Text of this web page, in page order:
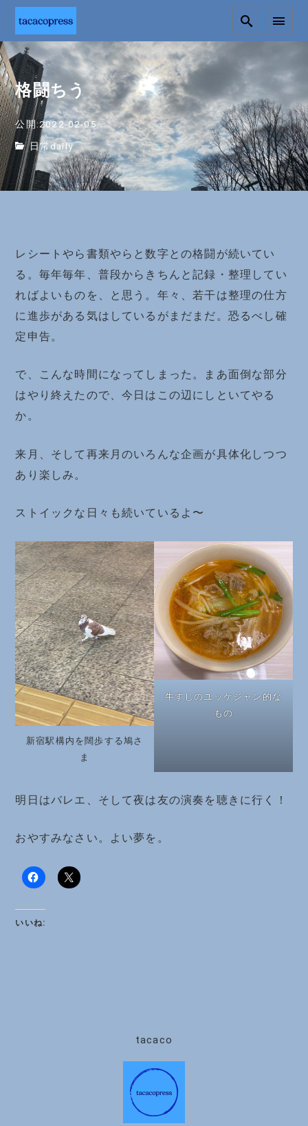
格闘ちう
公開:2022-02-05
日常daily
レシートやら書類やらと数字との格闘が続いてい
る。毎年毎年、普段からきちんと記録・整理してい
ればよいものを、と思う。年々、若干は整理の仕方
に進歩がある気はしているがまだまだ。恐るべし確
定申告。
で、こんな時間になってしまった。まあ面倒な部分
はやり終えたので、今日はこの辺にしといてやる
か。
来月、そして再来月のいろんな企画が具体化しつつ
あり楽しみ。
ストイックな日々も続いているよ〜
新宿駅構内を闊歩する鳩さ
ま
牛すじのユッケジャン的な
もの
明日はバレエ、そして夜は友の演奏を聴きに行く！
おやすみなさい。よい夢を。
いいね:
tacaco